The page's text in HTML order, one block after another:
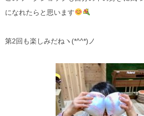
になれたらと思います
第2回も楽しみだねヽ(*^^*)ノ